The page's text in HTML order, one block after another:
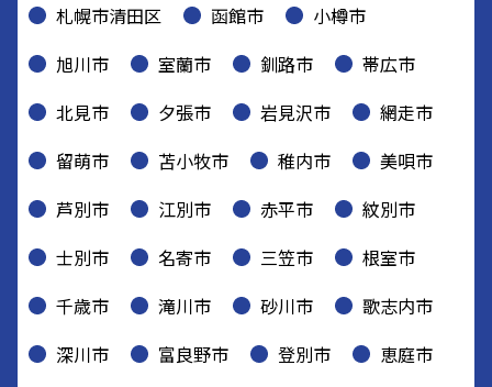
札幌市清田区
函館市
小樽市
旭川市
室蘭市 釧路市
帯広市
北見市
夕張市 岩見沢市
網走市
留萌市
苫小牧市 稚内市
美唄市
芦別市
江別市 赤平市
紋別市
士別市
名寄市 三笠市
根室市
千歳市
滝川市 砂川市
歌志内市
深川市
富良野市 登別市
恵庭市